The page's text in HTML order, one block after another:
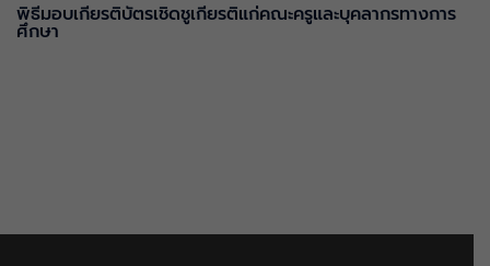
พิธีมอบเกียรติบัตรเชิดชูเกียรติแก่คณะครูและบุคลากรทางการ
ศึกษา